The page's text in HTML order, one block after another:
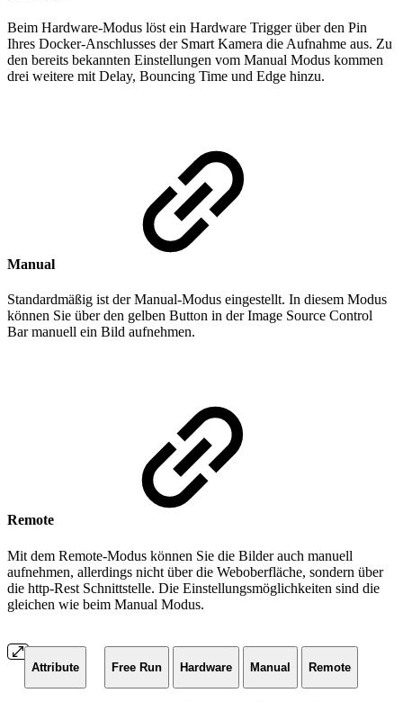
Beim Hardware-Modus löst ein Hardware Trigger über den Pin
Ihres Docker-Anschlusses der Smart Kamera die Aufnahme aus. Zu
den bereits bekannten Einstellungen vom Manual Modus kommen
drei weitere mit Delay, Bouncing Time und Edge hinzu.
Manual
Standardmäßig ist der Manual-Modus eingestellt. In diesem Modus
können Sie über den gelben Button in der Image Source Control
Bar manuell ein Bild aufnehmen.
Remote
Mit dem Remote-Modus können Sie die Bilder auch manuell
aufnehmen, allerdings nicht über die Weboberfläche, sondern über
die http-Rest Schnittstelle. Die Einstellungsmöglichkeiten sind die
gleichen wie beim Manual Modus.
Attribute Free Run Hardware Manual Remote